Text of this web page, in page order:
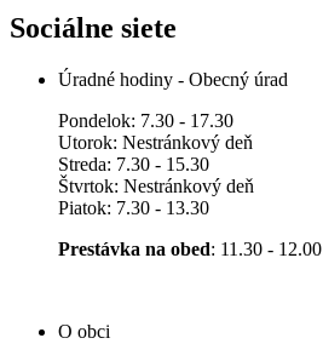
Sociálne siete
Úradné hodiny - Obecný úrad
Pondelok: 7.30 - 17.30
Utorok: Nestránkový deň
Streda: 7.30 - 15.30
Štvrtok: Nestránkový deň
Piatok: 7.30 - 13.30
Prestávka na obed: 11.30 - 12.00
O obci